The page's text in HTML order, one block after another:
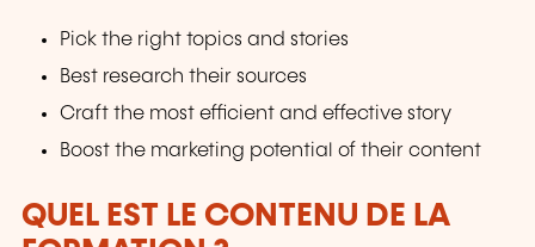
Pick the right topics and stories
Best research their sources
Craft the most efficient and effective story
Boost the marketing potential of their content
QUEL EST LE CONTENU DE LA